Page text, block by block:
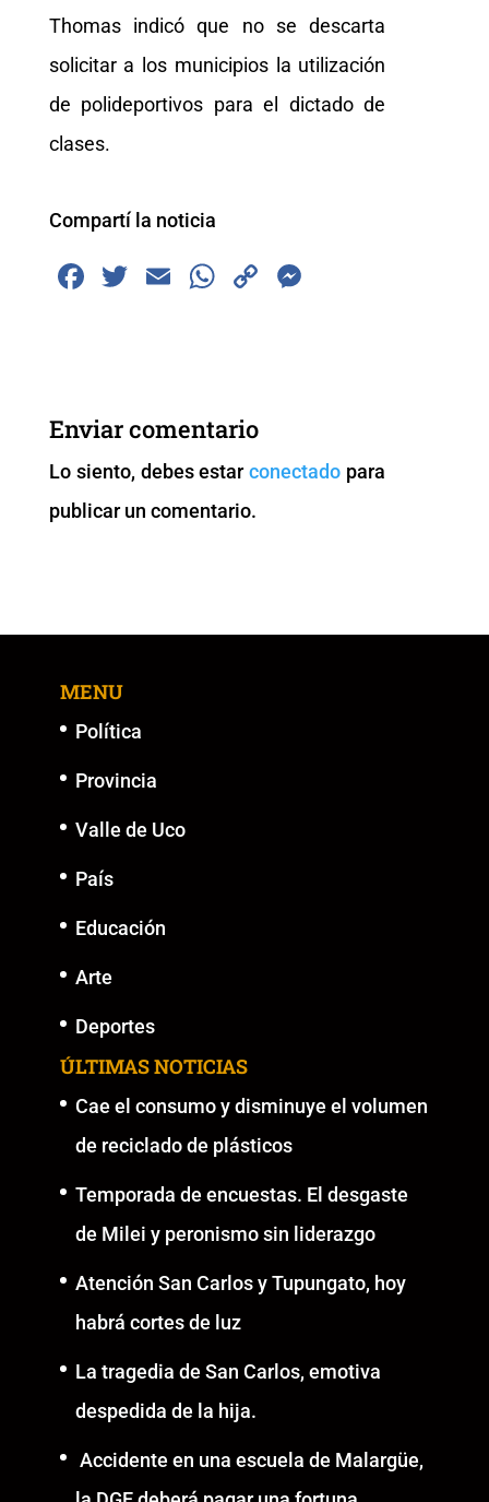
Thomas indicó que no se descarta
solicitar a los municipios la utilización
de polideportivos para el dictado de
clases.
Compartí la noticia
F
b
o
o
k
T
E
W
A
p
p
C
k
er
Enviar comentario
Lo siento, debes estarconectado para
publicar un comentario.
MENU
Política
Provincia
Valle de Uco
País
Educación
Arte
Deportes
ÚLTIMAS NOTICIAS
Cae el consumo y disminuye el volumen
de reciclado de plásticos
Temporada de encuestas. El desgaste
de Milei y peronismo sin liderazgo
Atención San Carlos y Tupungato, hoy
habrá cortes de luz
La tragedia de San Carlos, emotiva
despedida de la hija.
Accidente en una escuela de Malargüe,